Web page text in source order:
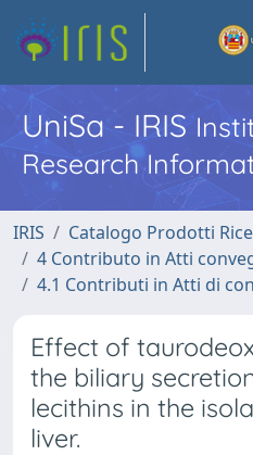
UniSa - IRIS
Research
IRIS
Catalogo Prodotti
4 Contributo in Atti
4.1 Contributi in Atti di
Effect of
the biliary
lecithins in the
liver.